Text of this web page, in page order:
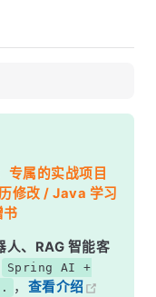
专属的实战项目
修改 / Java 学习
书
人、RAG 智能客
Spring AI +
， 查看介绍